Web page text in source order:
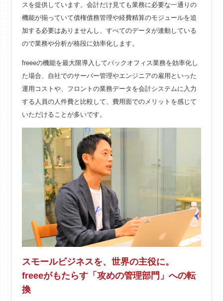
スを提供しています。会計だけ見ても業務に必要な一通りの
機能が揃っていて債権債務管理や経費精算のモジュールを追
加する必要はありませんし、すべてのデータが連動している
ので業務や分析が格段に効率化します。
freeeの機能を最大限導入してバックオフィス業務を効率化し
た場合、自社でのサーバー管理やエンジニアの雇用といった
運用コストや、フロントの業務データを会計システムに入力
する人員の人件費と比較して、費用面でのメリットを感じて
いただけることが多いです。
スモールビジネスを、世界の主役に。
freeeがもたらす「攻めの管理部門」への転
換